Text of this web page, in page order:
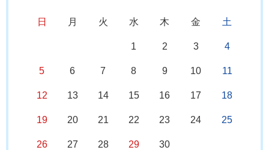
日 月 火 水 木 金 土
1 2 3 4
5 6 7 8 9 10 11
12 13 14 15 16 17 18
19 20 21 22 23 24 25
26 27 28 29 30